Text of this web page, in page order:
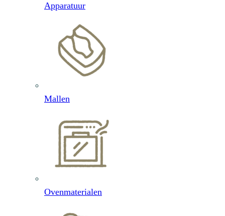
Apparatuur
Mallen
Ovenmaterialen